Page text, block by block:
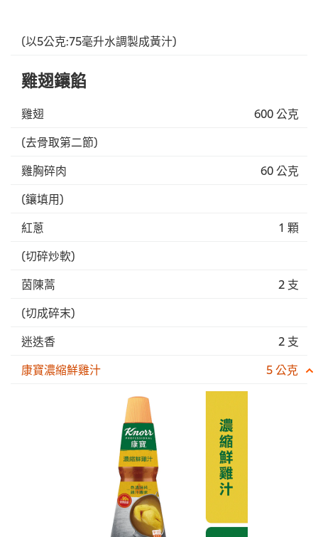
(以5公克:75毫升水調製成黃汁)
雞翅鑲餡
雞翅
600 公克
(去骨取第二節)
雞胸碎肉
60 公克
(鑲填用)
紅蔥
1 顆
(切碎炒軟)
茵陳蒿
2 支
(切成碎末)
迷迭香
2 支
康寶濃縮鮮雞汁
5 公克